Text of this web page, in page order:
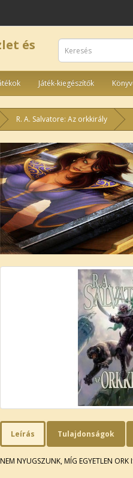
és
Játék-kiegészítők
R. A. Salvatore: Az orkkirály
Leírás Tulajdonságok
NEM NYUGSZUNK, MÍG EGYETLEN ORK